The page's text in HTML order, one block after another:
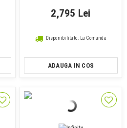
2,795 Lei
Disponibilitate: La Comanda
ADAUGA IN COS